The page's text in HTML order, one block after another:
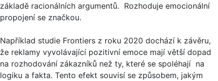
základě racionálních argumentů. Rozhoduje emocionální
propojení se značkou.
Například studie Frontiers z roku 2020 dochází k závěru,
že reklamy vyvolávající pozitivní emoce mají větší dopad
na rozhodování zákazníků než ty, které se spoléhají na
logiku a fakta. Tento efekt souvisí se způsobem, jakým